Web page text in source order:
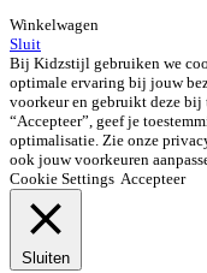
Winkelwagen
Sluit
Bij Kidzstijl gebruiken we
optimale ervaring bij jouw
voorkeur en gebruikt deze bij
“Accepteer”, geef je
optimalisatie. Zie onze
ook jouw voorkeuren
Cookie Settings Accepteer
Sluiten